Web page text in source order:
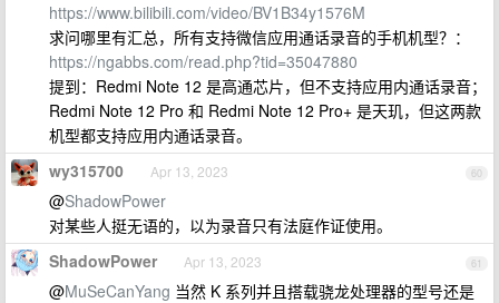
https://www.bilibili.com/video/BV1B34y1576M
​求问哪里有汇总，所有支持微信应用通话录音的手机机型？：
https://ngabbs.com/read.php?tid=35047880
提到：Redmi Note 12 是高通芯片，但不支持应用内通话录音；
Redmi Note 12 Pro 和 Redmi Note 12 Pro+ 是天玑，但这两款
机型都支持应用内通话录音。
60
wy315700 Apr 13, 2023
@ShadowPower
对某些人挺无语的，以为录音只有法庭作证使用。
61
ShadowPower Apr 13, 2023
@MuSeCanYang 当然 K 系列并且搭载骁龙处理器的型号还是